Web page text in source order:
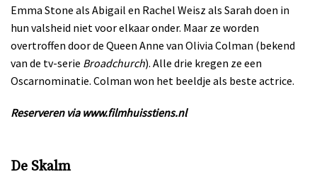
Emma Stone als Abigail en Rachel Weisz als Sarah doen in
hun valsheid niet voor elkaar onder. Maar ze worden
overtroffen door de Queen Anne van Olivia Colman (bekend
van de tv-serie Broadchurch). Alle drie kregen ze een
Oscarnominatie. Colman won het beeldje als beste actrice.
Reserveren via www.filmhuisstiens.nl
De Skalm